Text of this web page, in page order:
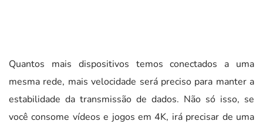
Quantos mais dispositivos temos conectados a uma
mesma rede, mais velocidade será preciso para manter a
estabilidade da transmissão de dados. Não só isso, se
você consome vídeos e jogos em 4K, irá precisar de uma